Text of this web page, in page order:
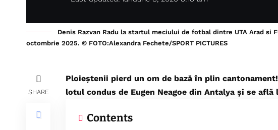
Denis Razvan Radu la startul meciului de fotbal dintre UTA Arad
octombrie 2025. © FOTO:Alexandra Fechete/SPORT PICTURES
SHARE
Ploieștenii pierd un om de bază în plin
lotul condus de Eugen Neagoe din Antalya și se
Contents